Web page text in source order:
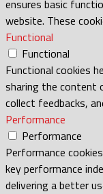
ensures basic
website. These
Functional
Functional
Functional cookies
sharing the content
collect feedbacks,
Performance
Performance
Performance
key performance
delivering a better